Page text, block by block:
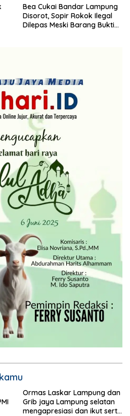
Bea Cukai Bandar Lampung
Disorot, Sopir Rokok Ilegal
Dilepas Meski Barang Bukti
Ormas Laskar Lampung dan
Grib jaya Lampung selatan
mengapresiasi dan ikut serta